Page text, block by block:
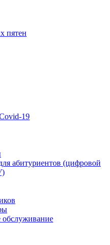
пятен
19
абитуриентов (цифровой